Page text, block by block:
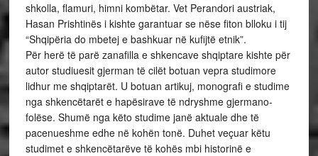
shkolla, flamuri, himni kombëtar. Vet Perandori austriak,
Hasan Prishtinës i kishte garantuar se nëse fiton blloku i tij
“Shqipëria do mbetej e bashkuar në kufijtë etnik”.
Për herë të parë zanafilla e shkencave shqiptare kishte për
autor studiuesit gjerman të cilët botuan vepra studimore
lidhur me shqiptarët. U botuan artikuj, monografi e studime
nga shkencëtarët e hapësirave të ndryshme gjermano-
folëse. Shumë nga këto studime janë aktuale dhe të
pacenueshme edhe në kohën tonë. Duhet veçuar këtu
studimet e shkencëtarëve të kohës mbi historinë e